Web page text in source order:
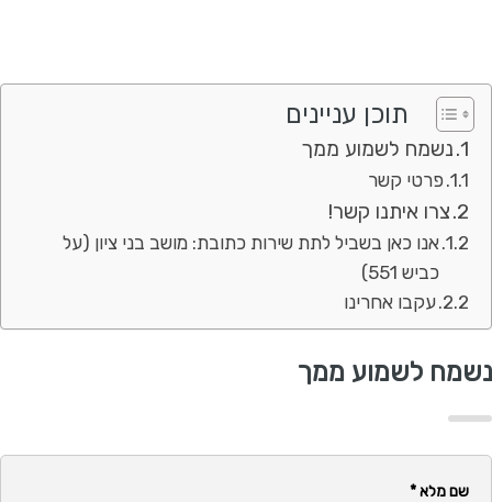
תוכן עניינים
נשמח לשמוע ממך
פרטי קשר
צרו איתנו קשר!
אנו כאן בשביל לתת שירות כתובת: מושב בני ציון (על
כביש 551)
עקבו אחרינו
נשמח לשמוע ממך
שם מלא *